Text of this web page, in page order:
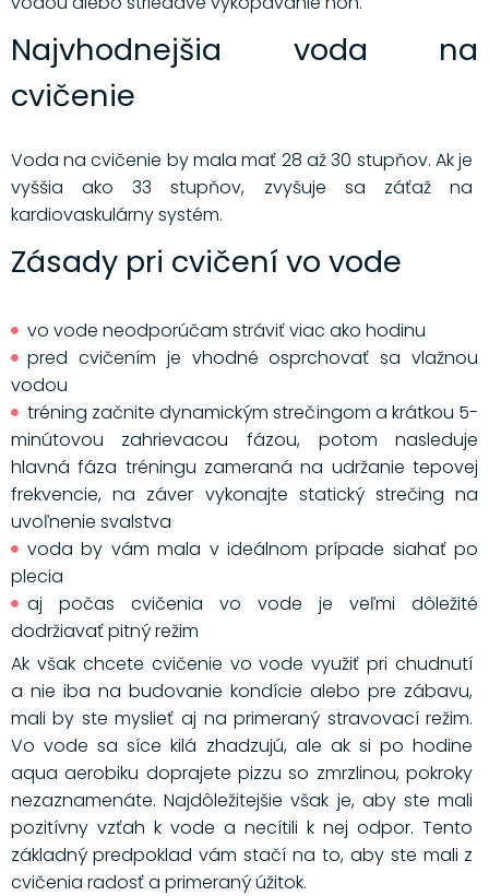
Najvhodnejšia voda na
cvičenie
Voda na cvičenie by mala mať 28 až 30 stupňov. Ak je
vyššia ako 33 stupňov, zvyšuje sa záťaž na
kardiovaskulárny systém.
Zásady pri cvičení vo vode
vo vode neodporúčam stráviť viac ako hodinu
pred cvičením je vhodné osprchovať sa vlažnou
vodou
tréning začnite dynamickým strečingom a krátkou 5-
minútovou zahrievacou fázou, potom nasleduje
hlavná fáza tréningu zameraná na udržanie tepovej
frekvencie, na záver vykonajte statický strečing na
uvoľnenie svalstva
voda by vám mala v ideálnom prípade siahať po
plecia
aj počas cvičenia vo vode je veľmi dôležité
dodržiavať pitný režim
Ak však chcete cvičenie vo vode využiť pri chudnutí
a nie iba na budovanie kondície alebo pre zábavu,
mali by ste myslieť aj na primeraný stravovací režim.
Vo vode sa síce kilá zhadzujú, ale ak si po hodine
aqua aerobiku doprajete pizzu so zmrzlinou, pokroky
nezaznamenáte. Najdôležitejšie však je, aby ste mali
pozitívny vzťah k vode a necítili k nej odpor. Tento
základný predpoklad vám stačí na to, aby ste mali z
cvičenia radosť a primeraný úžitok.